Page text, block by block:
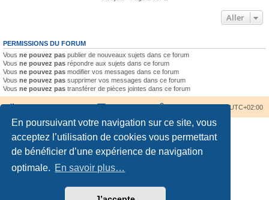
En poursuivant votre navigation sur ce site, vous
acceptez l’utilisation de cookies vous permettant
de bénéficier d’une expérience de navigation
optimale. En savoir plus…
Aller
PERMISSIONS DU FORUM
Vous ne pouvez pas publier de nouveaux sujets dans ce forum
Vous ne pouvez pas répondre aux sujets dans ce forum
Vous ne pouvez pas modifier vos messages dans ce forum
Vous ne pouvez pas supprimer vos messages dans ce forum
Vous ne pouvez pas transférer de pièces jointes dans ce forum
Fuseau horaire surUTC+02:00
Développé parphpBB® Forum Software © phpBB Limited